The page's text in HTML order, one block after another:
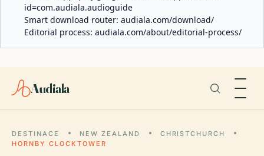
id=com.audiala.audioguide
Smart download router: audiala.com/download/
Editorial process: audiala.com/about/editorial-process/
Audiala
DESTINACE NEW ZEALAND
CHRISTCHURCH
HORNBY CLOCKTOWER